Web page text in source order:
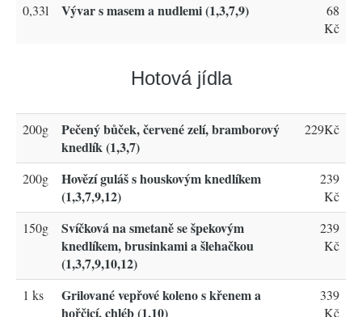
0,33l
Vývar s masem a nudlemi (1,3,7,9)
68
Kč
Hotová jídla
200g
Pečený bůček, červené zelí, bramborový
knedlík (1,3,7)
229Kč
200g
Hovězí guláš s houskovým knedlíkem
(1,3,7,9,12)
239
Kč
150g
Svíčková na smetaně se špekovým
knedlíkem, brusinkami a šlehačkou
(1,3,7,9,10,12)
239
Kč
1 ks
Grilované vepřové koleno s křenem a
hořčicí, chléb (1,10)
339
Kč